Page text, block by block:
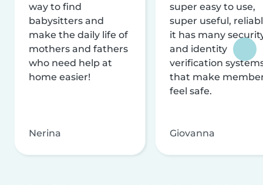
way to find
babysitters and
make the daily life of
mothers and fathers
who need help at
home easier!
Nerina
super easy to use,
super useful,
it has many
and identity
verification
that make
feel safe.
Giovanna